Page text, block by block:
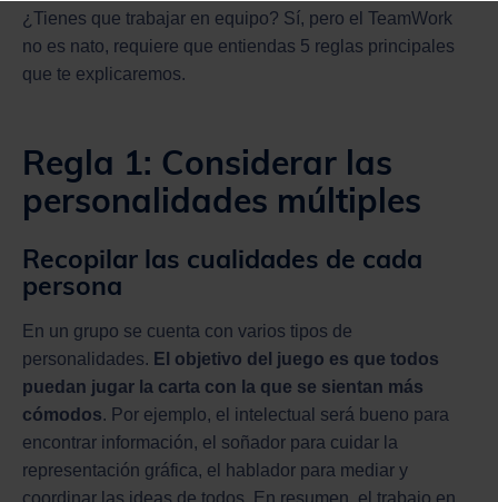
¿Tienes que trabajar en equipo? Sí, pero el TeamWork
no es nato, requiere que entiendas 5 reglas principales
que te explicaremos.
Regla 1: Considerar las
personalidades múltiples
Recopilar las cualidades de cada
persona
En un grupo se cuenta con varios tipos de
personalidades. El objetivo del juego es que todos
puedan jugar la carta con la que se sientan más
cómodos. Por ejemplo, el intelectual será bueno para
encontrar información, el soñador para cuidar la
representación gráfica, el hablador para mediar y